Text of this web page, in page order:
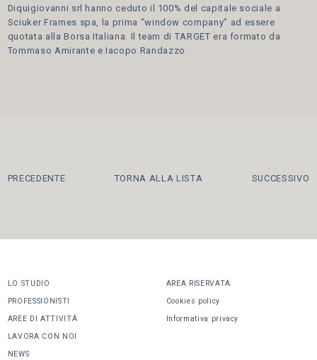
Diquigiovanni srl hanno ceduto il 100% del capitale sociale a
Sciuker Frames spa, la prima “window company” ad essere
quotata alla Borsa Italiana. Il team di TARGET era formato da
Tommaso Amirante e Iacopo Randazzo.
PRECEDENTE TORNA ALLA LISTA SUCCESSIVO
LO STUDIO
PROFESSIONISTI
AREE DI ATTIVITÁ
LAVORA CON NOI
NEWS
AREA RISERVATA
Cookies policy
Informativa privacy